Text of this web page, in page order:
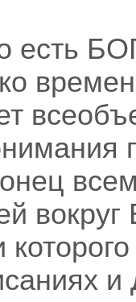
есть
и